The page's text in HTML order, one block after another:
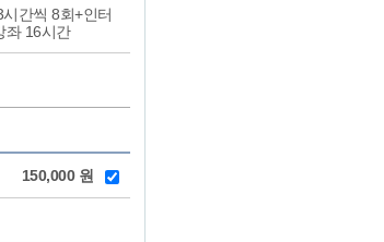
간씩 8회+인터
좌 16시간
150,000 원